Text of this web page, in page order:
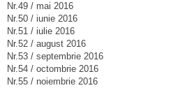
Nr.49 / mai 2016
Nr.50 / iunie 2016
Nr.51 / iulie 2016
Nr.52 / august 2016
Nr.53 / septembrie 2016
Nr.54 / octombrie 2016
Nr.55 / noiembrie 2016